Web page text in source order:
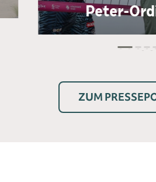
Peter-
ZUM